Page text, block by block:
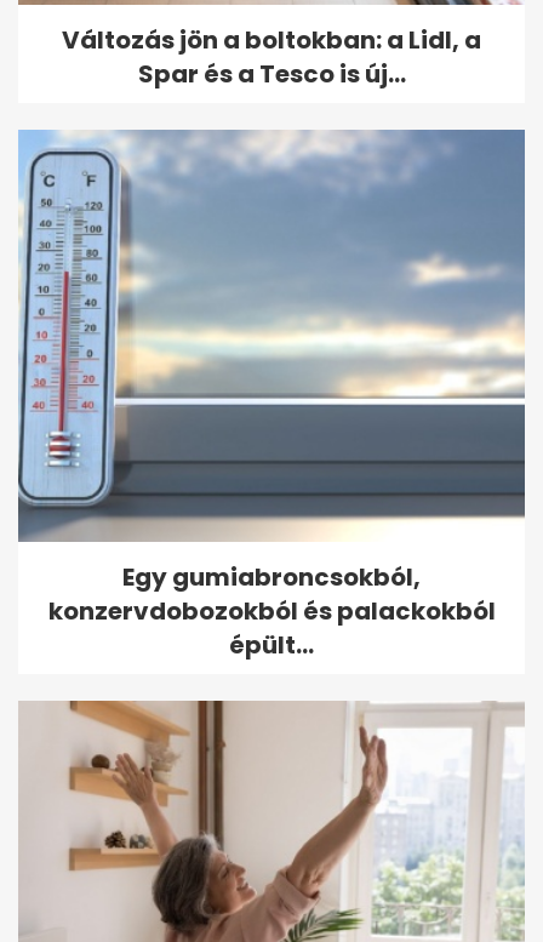
Változás jön a boltokban: a Lidl, a
Spar és a Tesco is új...
Egy gumiabroncsokból,
konzervdobozokból és palackokból
épült...